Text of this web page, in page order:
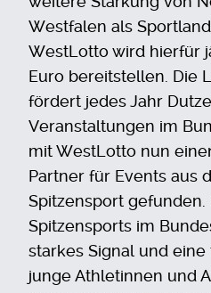
Westfalen als
WestLotto wird hierfür
Euro bereitstellen. Die
fördert jedes Jahr
Veranstaltungen im
mit WestLotto nun
Partner für Events aus
Spitzensport gefunden.
Spitzensports im
starkes Signal und
junge Athletinnen und